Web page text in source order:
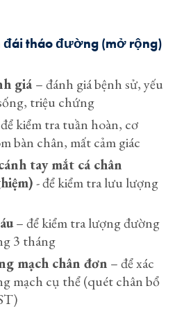
đái tháo đường (mở rộng)
giá– đánh giá bệnh sử, yếu
triệu chứng
kiểm tra tuần hoàn, cơ
bàn chân, mất cảm giác
tay mắt cá chân
- để kiểm tra lưu lượng
– để kiểm tra lượng đường
3 tháng
mạch chân đơn – để xác
mạch cụ thể (quét chân bổ